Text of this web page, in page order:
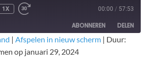
1X 00:00 / 57:53
ABONNEREN DELEN
CastBox
| Afspelen in nieuw scherm | Duur:
op januari 29, 2024